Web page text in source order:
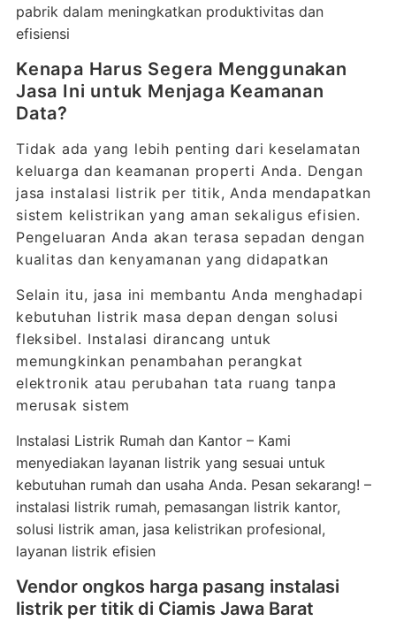
pabrik dalam meningkatkan produktivitas dan
efisiensi
Kenapa Harus Segera Menggunakan
Jasa Ini untuk Menjaga Keamanan
Data?
Tidak ada yang lebih penting dari keselamatan
keluarga dan keamanan properti Anda. Dengan
jasa instalasi listrik per titik, Anda mendapatkan
sistem kelistrikan yang aman sekaligus efisien.
Pengeluaran Anda akan terasa sepadan dengan
kualitas dan kenyamanan yang didapatkan
Selain itu, jasa ini membantu Anda menghadapi
kebutuhan listrik masa depan dengan solusi
fleksibel. Instalasi dirancang untuk
memungkinkan penambahan perangkat
elektronik atau perubahan tata ruang tanpa
merusak sistem
Instalasi Listrik Rumah dan Kantor – Kami
menyediakan layanan listrik yang sesuai untuk
kebutuhan rumah dan usaha Anda. Pesan sekarang! –
instalasi listrik rumah, pemasangan listrik kantor,
solusi listrik aman, jasa kelistrikan profesional,
layanan listrik efisien
Vendor ongkos harga pasang instalasi
listrik per titik di Ciamis Jawa Barat